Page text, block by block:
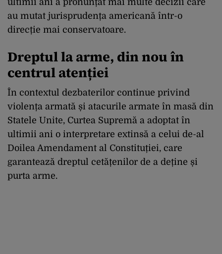
au mutat jurisprudența americană într-o
direcție mai conservatoare.
Dreptul la arme, din nou în
centrul atenției
În contextul dezbaterilor continue privind
violența armată și atacurile armate în masă din
Statele Unite, Curtea Supremă a adoptat în
ultimii ani o interpretare extinsă a celui de-al
Doilea Amendament al Constituției, care
garantează dreptul cetățenilor de a deține și
purta arme.